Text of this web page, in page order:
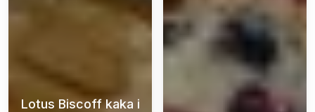
Lotus Biscoff kaka i